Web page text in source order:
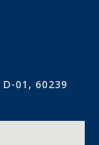
01, 60239